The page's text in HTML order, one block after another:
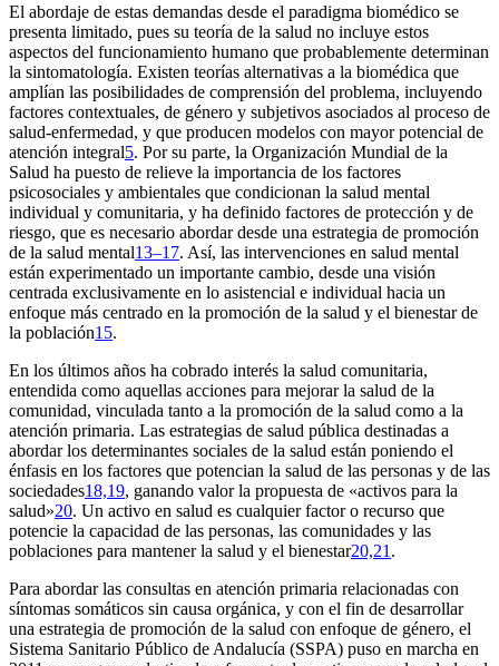
El abordaje de estas demandas desde el paradigma biomédico se
presenta limitado, pues su teoría de la salud no incluye estos
aspectos del funcionamiento humano que probablemente determinan
la sintomatología. Existen teorías alternativas a la biomédica que
amplían las posibilidades de comprensión del problema, incluyendo
factores contextuales, de género y subjetivos asociados al proceso de
salud-enfermedad, y que producen modelos con mayor potencial de
atención integral5. Por su parte, la Organización Mundial de la
Salud ha puesto de relieve la importancia de los factores
psicosociales y ambientales que condicionan la salud mental
individual y comunitaria, y ha definido factores de protección y de
riesgo, que es necesario abordar desde una estrategia de promoción
de la salud mental13–17. Así, las intervenciones en salud mental
están experimentado un importante cambio, desde una visión
centrada exclusivamente en lo asistencial e individual hacia un
enfoque más centrado en la promoción de la salud y el bienestar de
la población15.
En los últimos años ha cobrado interés la salud comunitaria,
entendida como aquellas acciones para mejorar la salud de la
comunidad, vinculada tanto a la promoción de la salud como a la
atención primaria. Las estrategias de salud pública destinadas a
abordar los determinantes sociales de la salud están poniendo el
énfasis en los factores que potencian la salud de las personas y de las
sociedades18,19, ganando valor la propuesta de «activos para la
salud»20. Un activo en salud es cualquier factor o recurso que
potencie la capacidad de las personas, las comunidades y las
poblaciones para mantener la salud y el bienestar20,21 .
Para abordar las consultas en atención primaria relacionadas con
síntomas somáticos sin causa orgánica, y con el fin de desarrollar
una estrategia de promoción de la salud con enfoque de género, el
Sistema Sanitario Público de Andalucía (SSPA) puso en marcha en